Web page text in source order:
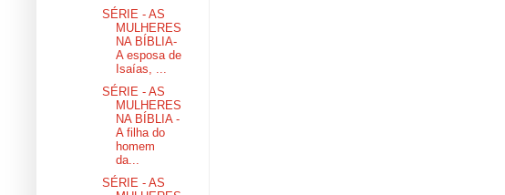
SÉRIE - AS
MULHERES
NA BÍBLIA-
A esposa de
Isaías, ...
SÉRIE - AS
MULHERES
NA BÍBLIA -
A filha do
homem
da...
SÉRIE - AS